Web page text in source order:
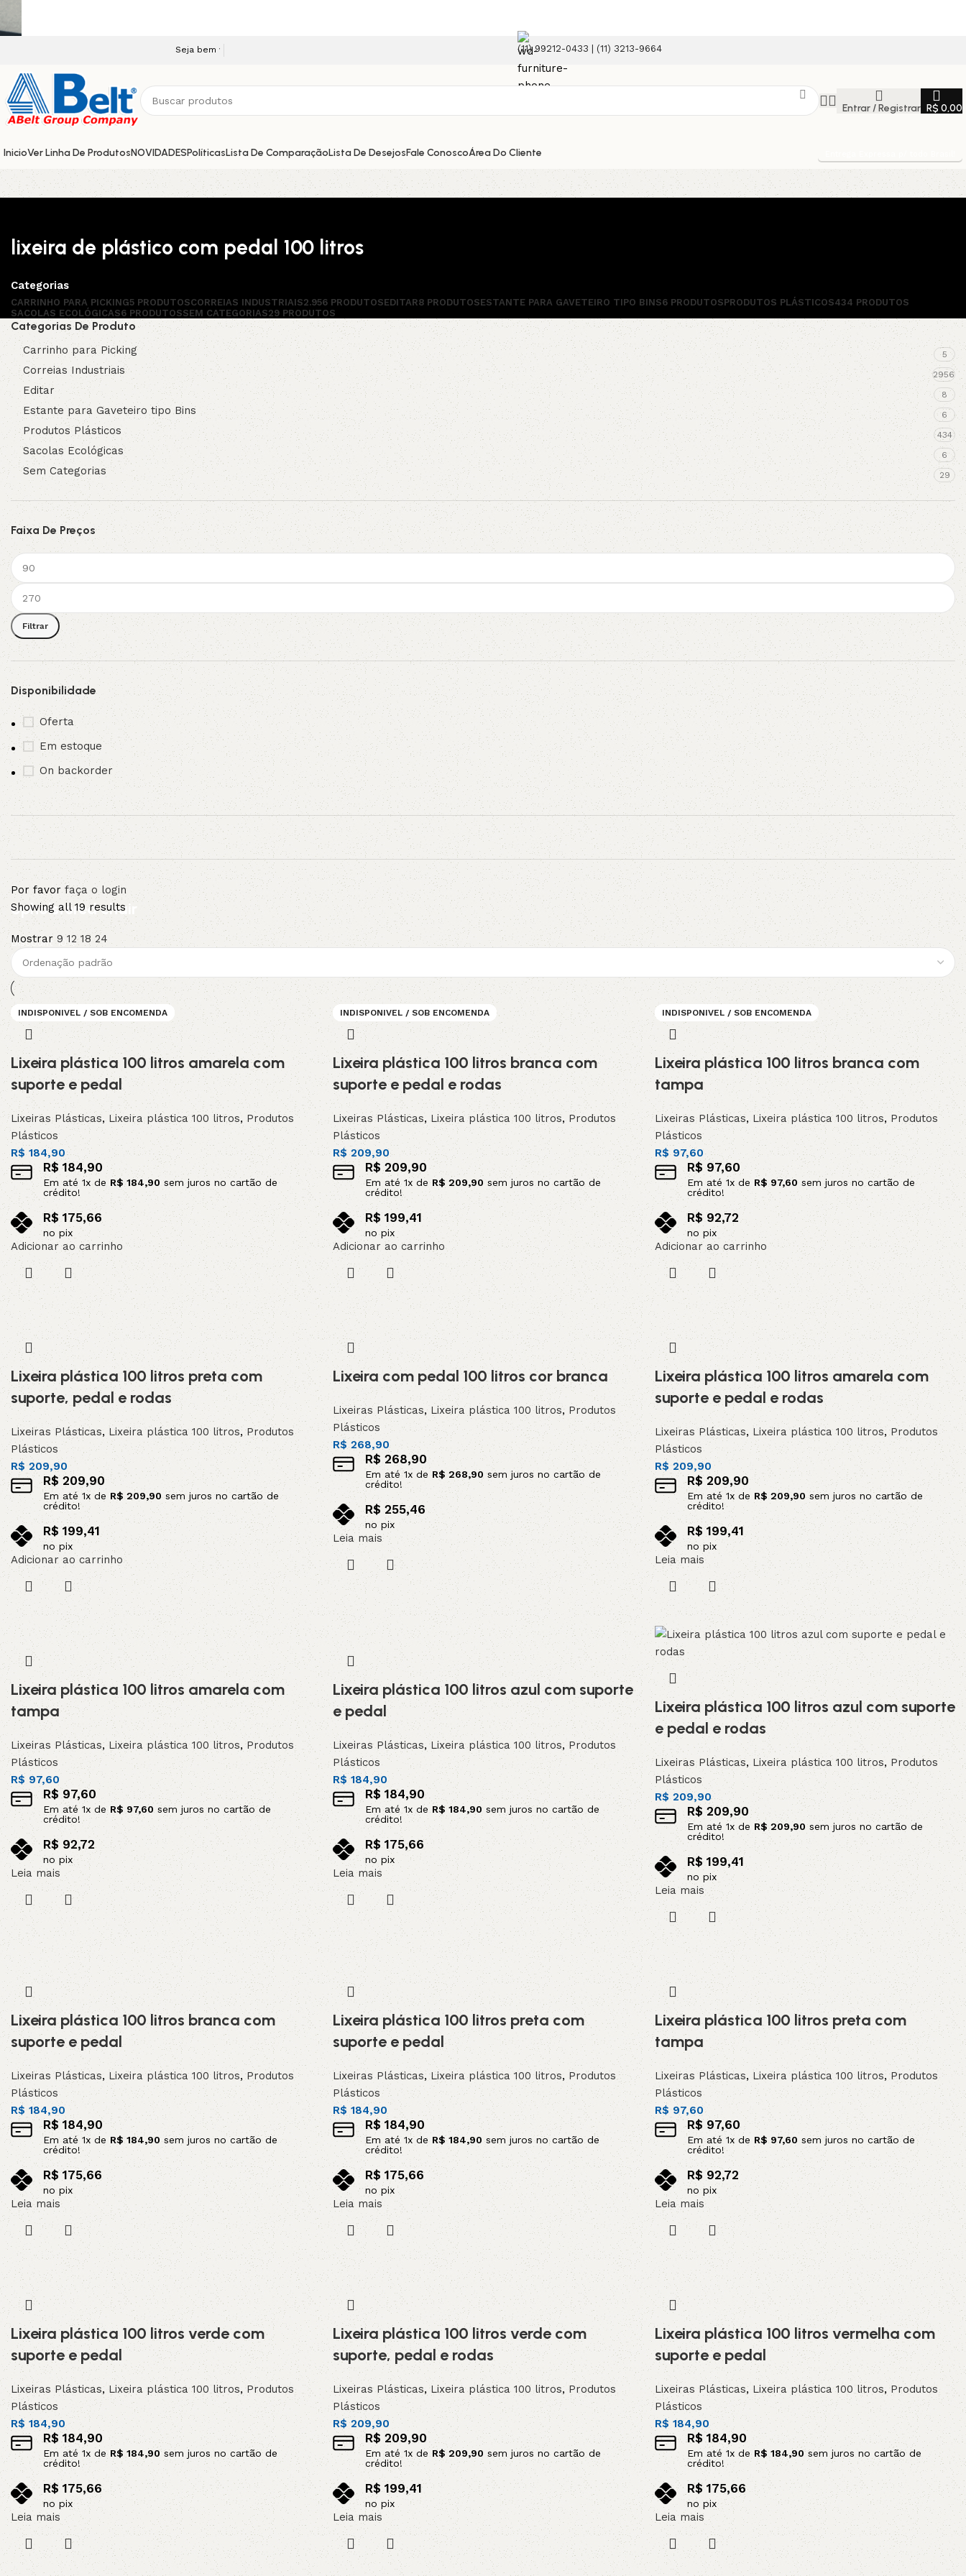
Seja bem vindo a nossa plataforma e-commerce! (11) 99212-0433 | (11) 3213-9664
Entrar / Registrar R$ 0,00
InicioVer Linha De ProdutosNOVIDADES
3L 5V 5VX AA AVX
A AX B BX C
CX D PJ PJ PK PK
PL SPA SPB SPC SPZ TB
XPA XPB XPZ ZX
PolíticasLista De ComparaçãoLista De DesejosFale ConoscoÁrea Do Cliente
lixeira de plástico com pedal 100 litros
Categorias
CARRINHO PARA PICKING5 PRODUTOSCORREIAS INDUSTRIAIS2.956 PRODUTOSEDITAR8 PRODUTOSESTANTE PARA GAVETEIRO TIPO BINS6 PRODUTOSPRODUTOS PLÁSTICOS434 PRODUTOS
SACOLAS ECOLÓGICAS6 PRODUTOSSEM CATEGORIAS29 PRODUTOS
Categorias De Produto
Carrinho para Picking 5
Correias Industriais 2956
Editar 8
Estante para Gaveteiro tipo Bins 6
Produtos Plásticos 434
Sacolas Ecológicas 6
Sem Categorias 29
Faixa De Preços
Filtrar
Disponibilidade
Oferta
Em estoque
On backorder
Por favorfaça o login
Upholstered chair
Discount 10%
Shop Now
Showing all 19 results
Mostrar 912 18 24
Lixeira plástica 100 litros amarela com
suporte e pedal
Lixeiras Plásticas, Lixeira plástica 100 litros, Produtos
Plásticos
R$184,90
R$ 184,90
Em até 1x de R$184,90 sem juros no cartão de
crédito!
R$175,66
no pix
Adicionar ao carrinho
Lixeira plástica 100 litros branca com
suporte e pedal e rodas
Lixeiras Plásticas, Lixeira plástica 100 litros, Produtos
Plásticos
R$209,90
R$ 209,90
Em até1x deR$ 209,90 sem juros no cartão de
crédito!
R$199,41
no pix
Adicionar ao carrinho
Lixeira plástica 100 litros branca com
tampa
Lixeiras Plásticas, Lixeira plástica 100 litros, Produtos
Plásticos
R$97,60
R$ 97,60
Em até 1x de R$97,60sem juros no cartão de
crédito!
R$92,72
no pix
Adicionar ao carrinho
Lixeira plástica 100 litros preta com
suporte, pedal e rodas
Lixeiras Plásticas, Lixeira plástica 100 litros,Produtos
Plásticos
R$209,90
R$ 209,90
Em até 1x de R$ 209,90sem juros no cartão de
crédito!
R$ 199,41
no pix
Adicionar ao carrinho
INDISPONIVEL / SOB ENCOMENDA
Lixeira com pedal 100 litros cor branca
Lixeiras Plásticas, Lixeira plástica 100 litros, Produtos
Plásticos
R$268,90
R$ 268,90
Em até1x deR$ 268,90 sem juros no cartão de
crédito!
R$ 255,46
no pix
Leia mais
INDISPONIVEL / SOB ENCOMENDA
Lixeira plástica 100 litros amarela com
suporte e pedal e rodas
Lixeiras Plásticas, Lixeira plástica 100 litros,Produtos
Plásticos
R$209,90
R$ 209,90
Em até 1x de R$ 209,90sem juros no cartão de
crédito!
R$ 199,41
no pix
Leia mais
INDISPONIVEL / SOB ENCOMENDA
Lixeira plástica 100 litros amarela com
tampa
Lixeiras Plásticas, Lixeira plástica 100 litros,Produtos
Plásticos
R$ 97,60
R$ 97,60
Em até 1x de R$ 97,60 sem juros no cartão de
crédito!
R$92,72
no pix
Leia mais
INDISPONIVEL / SOB ENCOMENDA
Lixeira plástica 100 litros azul com suporte
e pedal
Lixeiras Plásticas,Lixeira plástica 100 litros, Produtos
Plásticos
R$ 184,90
R$ 184,90
Em até 1x de R$184,90sem juros no cartão de
crédito!
R$175,66
no pix
Leia mais
INDISPONIVEL / SOB ENCOMENDA
Lixeira plástica 100 litros azul com suporte
e pedal e rodas
Lixeiras Plásticas, Lixeira plástica 100 litros, Produtos
Plásticos
R$209,90
R$ 209,90
Em até 1x de R$209,90sem juros no cartão de
crédito!
R$199,41
no pix
Leia mais
INDISPONIVEL / SOB ENCOMENDA
Lixeira plástica 100 litros branca com
suporte e pedal
Lixeiras Plásticas, Lixeira plástica 100 litros,Produtos
Plásticos
R$184,90
R$ 184,90
Em até 1x de R$ 184,90sem juros no cartão de
crédito!
R$ 175,66
no pix
Leia mais
INDISPONIVEL / SOB ENCOMENDA
Lixeira plástica 100 litros preta com
suporte e pedal
Lixeiras Plásticas,Lixeira plástica 100 litros, Produtos
Plásticos
R$ 184,90
R$184,90
Em até 1x de R$184,90 sem juros no cartão de
crédito!
R$ 175,66
no pix
Leia mais
INDISPONIVEL / SOB ENCOMENDA
Lixeira plástica 100 litros preta com
tampa
Lixeiras Plásticas, Lixeira plástica 100 litros,Produtos
Plásticos
R$97,60
R$ 97,60
Em até 1x de R$ 97,60 sem juros no cartão de
crédito!
R$ 92,72
no pix
Leia mais
INDISPONIVEL / SOB ENCOMENDA
Lixeira plástica 100 litros verde com
suporte e pedal
Lixeiras Plásticas, Lixeira plástica 100 litros,Produtos
Plásticos
R$ 184,90
R$ 184,90
Em até 1x de R$ 184,90sem juros no cartão de
crédito!
R$175,66
no pix
Leia mais
INDISPONIVEL / SOB ENCOMENDA
Lixeira plástica 100 litros verde com
suporte, pedal e rodas
Lixeiras Plásticas,Lixeira plástica 100 litros, Produtos
Plásticos
R$ 209,90
R$ 209,90
Em até 1x de R$209,90 sem juros no cartão de
crédito!
R$199,41
no pix
Leia mais
INDISPONIVEL / SOB ENCOMENDA
Lixeira plástica 100 litros vermelha com
suporte e pedal
Lixeiras Plásticas, Lixeira plástica 100 litros,Produtos
Plásticos
R$ 184,90
R$ 184,90
Em até 1x de R$ 184,90sem juros no cartão de
crédito!
R$175,66
no pix
Leia mais
INDISPONIVEL / SOB ENCOMENDA INDISPONIVEL / SOB ENCOMENDA INDISPONIVEL / SOB ENCOMENDA
INDISPONIVEL / SOB ENCOMENDA